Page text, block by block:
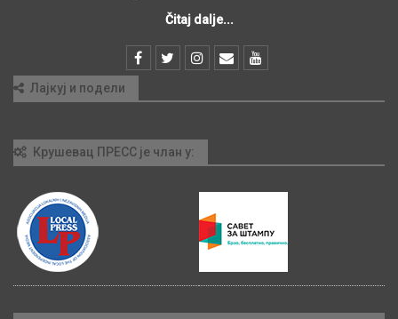
Čitaj dalje...
Лајкуј и подели
Крушевац ПРЕСС је члан у: